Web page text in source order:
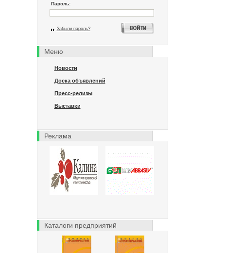
Пароль:
Забыли пароль?
Меню
Новости
Доска объявлений
Пресс-релизы
Выставки
Реклама
Каталоги предприятий